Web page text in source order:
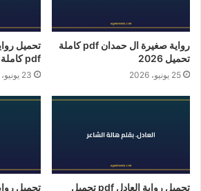
رواية صغيرة ال حمدان pdf كاملة
تحميل 2026
25 يونيو، 2026
تحميل
pdf كاملة 2026
23 يونيو، 2026
تحميل رواية العادل pdf تحميل